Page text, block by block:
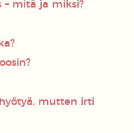
mitä ja miksi?
mutten irti